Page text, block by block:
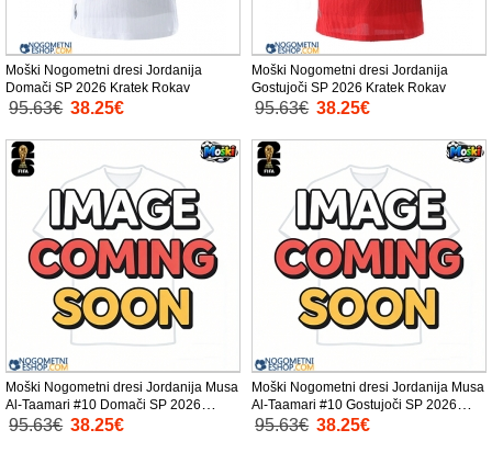
Moški Nogometni dresi Jordanija
Domači SP 2026 Kratek Rokav
95.63€ 38.25€
Moški Nogometni dresi Jordanija
Gostujoči SP 2026 Kratek Rokav
95.63€ 38.25€
Moški Nogometni dresi Jordanija Musa
Al-Taamari #10 Domači SP 2026
Kratek Rokav
95.63€ 38.25€
Moški Nogometni dresi Jordanija Musa
Al-Taamari #10 Gostujoči SP 2026
Kratek Rokav
95.63€ 38.25€